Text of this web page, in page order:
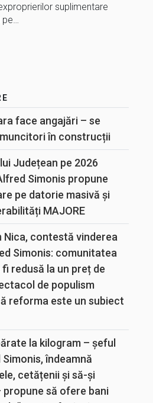
suplimentare
pe…
face angajări – se
în construcții
Județean pe 2026
Simonis propune
pe datorie masivă și
MAJORE
Nica, contestă vinderea
Simonis: comunitatea
redusă la un preț de
de populism
reforma este un subiect
la kilogram – șeful
îndeamnă
cetățenii și să-și
să ofere bani